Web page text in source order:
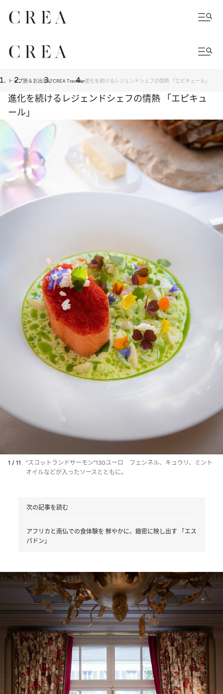
トップ旅＆お出かけCREA Traveller進化を続けるレジェンドシェフの情熱 「エピキュール」
進化を続けるレジェンドシェフの情熱 「エピキュ
ール」
1 / 11
“スコットランドサーモン”130ユーロ フェンネル、キュウリ、ミント
オイルなどが入ったソースとともに。
次の記事を読む
アフリカと南仏での食体験を 鮮やかに、緻密に映し出す 「エス
パドン」